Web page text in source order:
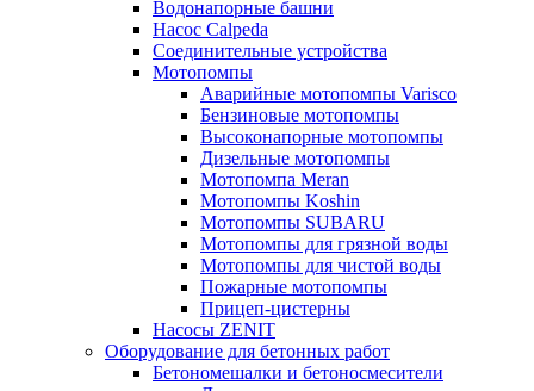
Водонапорные башни
Насос Calpeda
Соединительные устройства
Мотопомпы
Аварийные мотопомпы Varisco
Бензиновые мотопомпы
Высоконапорные мотопомпы
Дизельные мотопомпы
Мотопомпа Meran
Мотопомпы Koshin
Мотопомпы SUBARU
Мотопомпы для грязной воды
Мотопомпы для чистой воды
Пожарные мотопомпы
Прицеп-цистерны
Насосы ZENIT
Оборудование для бетонных работ
Бетономешалки и бетоносмесители